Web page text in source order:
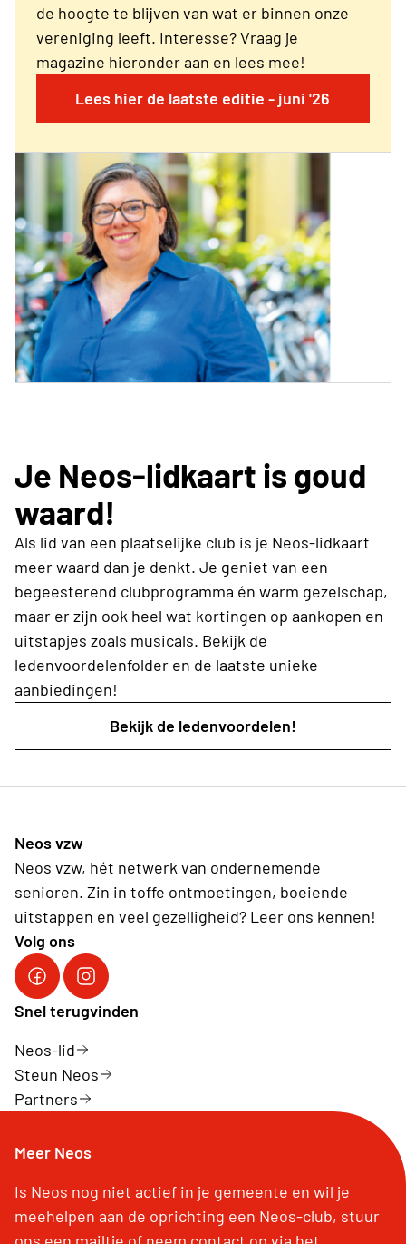
de hoogte te blijven van wat er binnen onze
vereniging leeft. Interesse? Vraag je
magazine hieronder aan en lees mee!
Lees hier de laatste editie - juni '26
Je Neos-lidkaart is goud
waard!
Als lid van een plaatselijke club is je Neos-lidkaart
meer waard dan je denkt. Je geniet van een
begeesterend clubprogramma én warm gezelschap,
maar er zijn ook heel wat kortingen op aankopen en
uitstapjes zoals musicals. Bekijk de
ledenvoordelenfolder en de laatste unieke
aanbiedingen!
Bekijk de ledenvoordelen!
Neos vzw
Neos vzw, hét netwerk van ondernemende
senioren. Zin in toffe ontmoetingen, boeiende
uitstappen en veel gezelligheid? Leer ons kennen!
Volg ons
Facebook Neos vzw
Instagram Neos vzw
Snel terugvinden
Neos-lid
Steun Neos
Partners
Meer Neos
Is Neos nog niet actief in je gemeente en wil je
meehelpen aan de oprichting een Neos-club, stuur